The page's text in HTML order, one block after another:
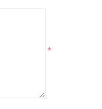
*